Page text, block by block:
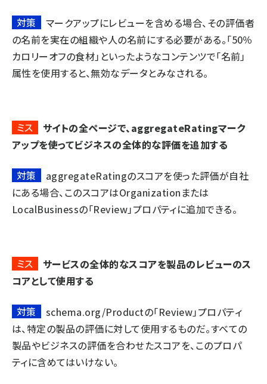
対策
マークアップにレビューを含める場合、その評価者
の名前を実在の組織や人の名前にする必要がある。「50％
カロリーオフの食材」といったようなコンテンツで「名前」
属性を使用すると、無効なデータとみなされる。
ミス
サイトの全ページで、aggregateRatingマーク
アップを使ってビジネスの全体的な評価を追加する
対策
aggregateRatingのスコアを使った評価が自社
にある場合、このスコアはOrganizationまたは
LocalBusinessの「Review」プロパティに追加できる。
ミス
サービスの全体的なスコアを製品のレビューのス
コアとして使用する
対策
schema.org/Productの「Review」プロパティ
は、特定の製品の評価に対して使用するものだ。すべての
製品やビジネスの評価を合わせたスコアを、このプロパ
ティに含めてはいけない。